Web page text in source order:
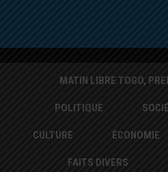
MATIN LIBRE TOGO,
POLITIQUE
CULTURE ÉCONOMIE
FAITS DIVERS